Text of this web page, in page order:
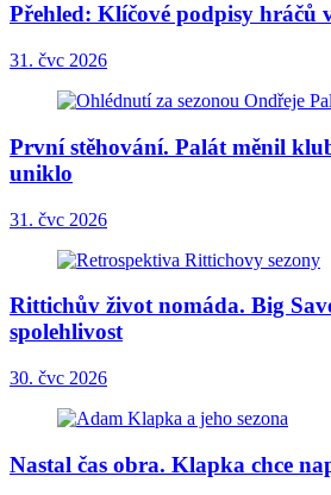
Přehled: Klíčové podpisy hráčů
31. čvc 2026
První stěhování. Palát měnil
uniklo
31. čvc 2026
Rittichův život nomáda. Big
spolehlivost
30. čvc 2026
Nastal čas obra. Klapka chce